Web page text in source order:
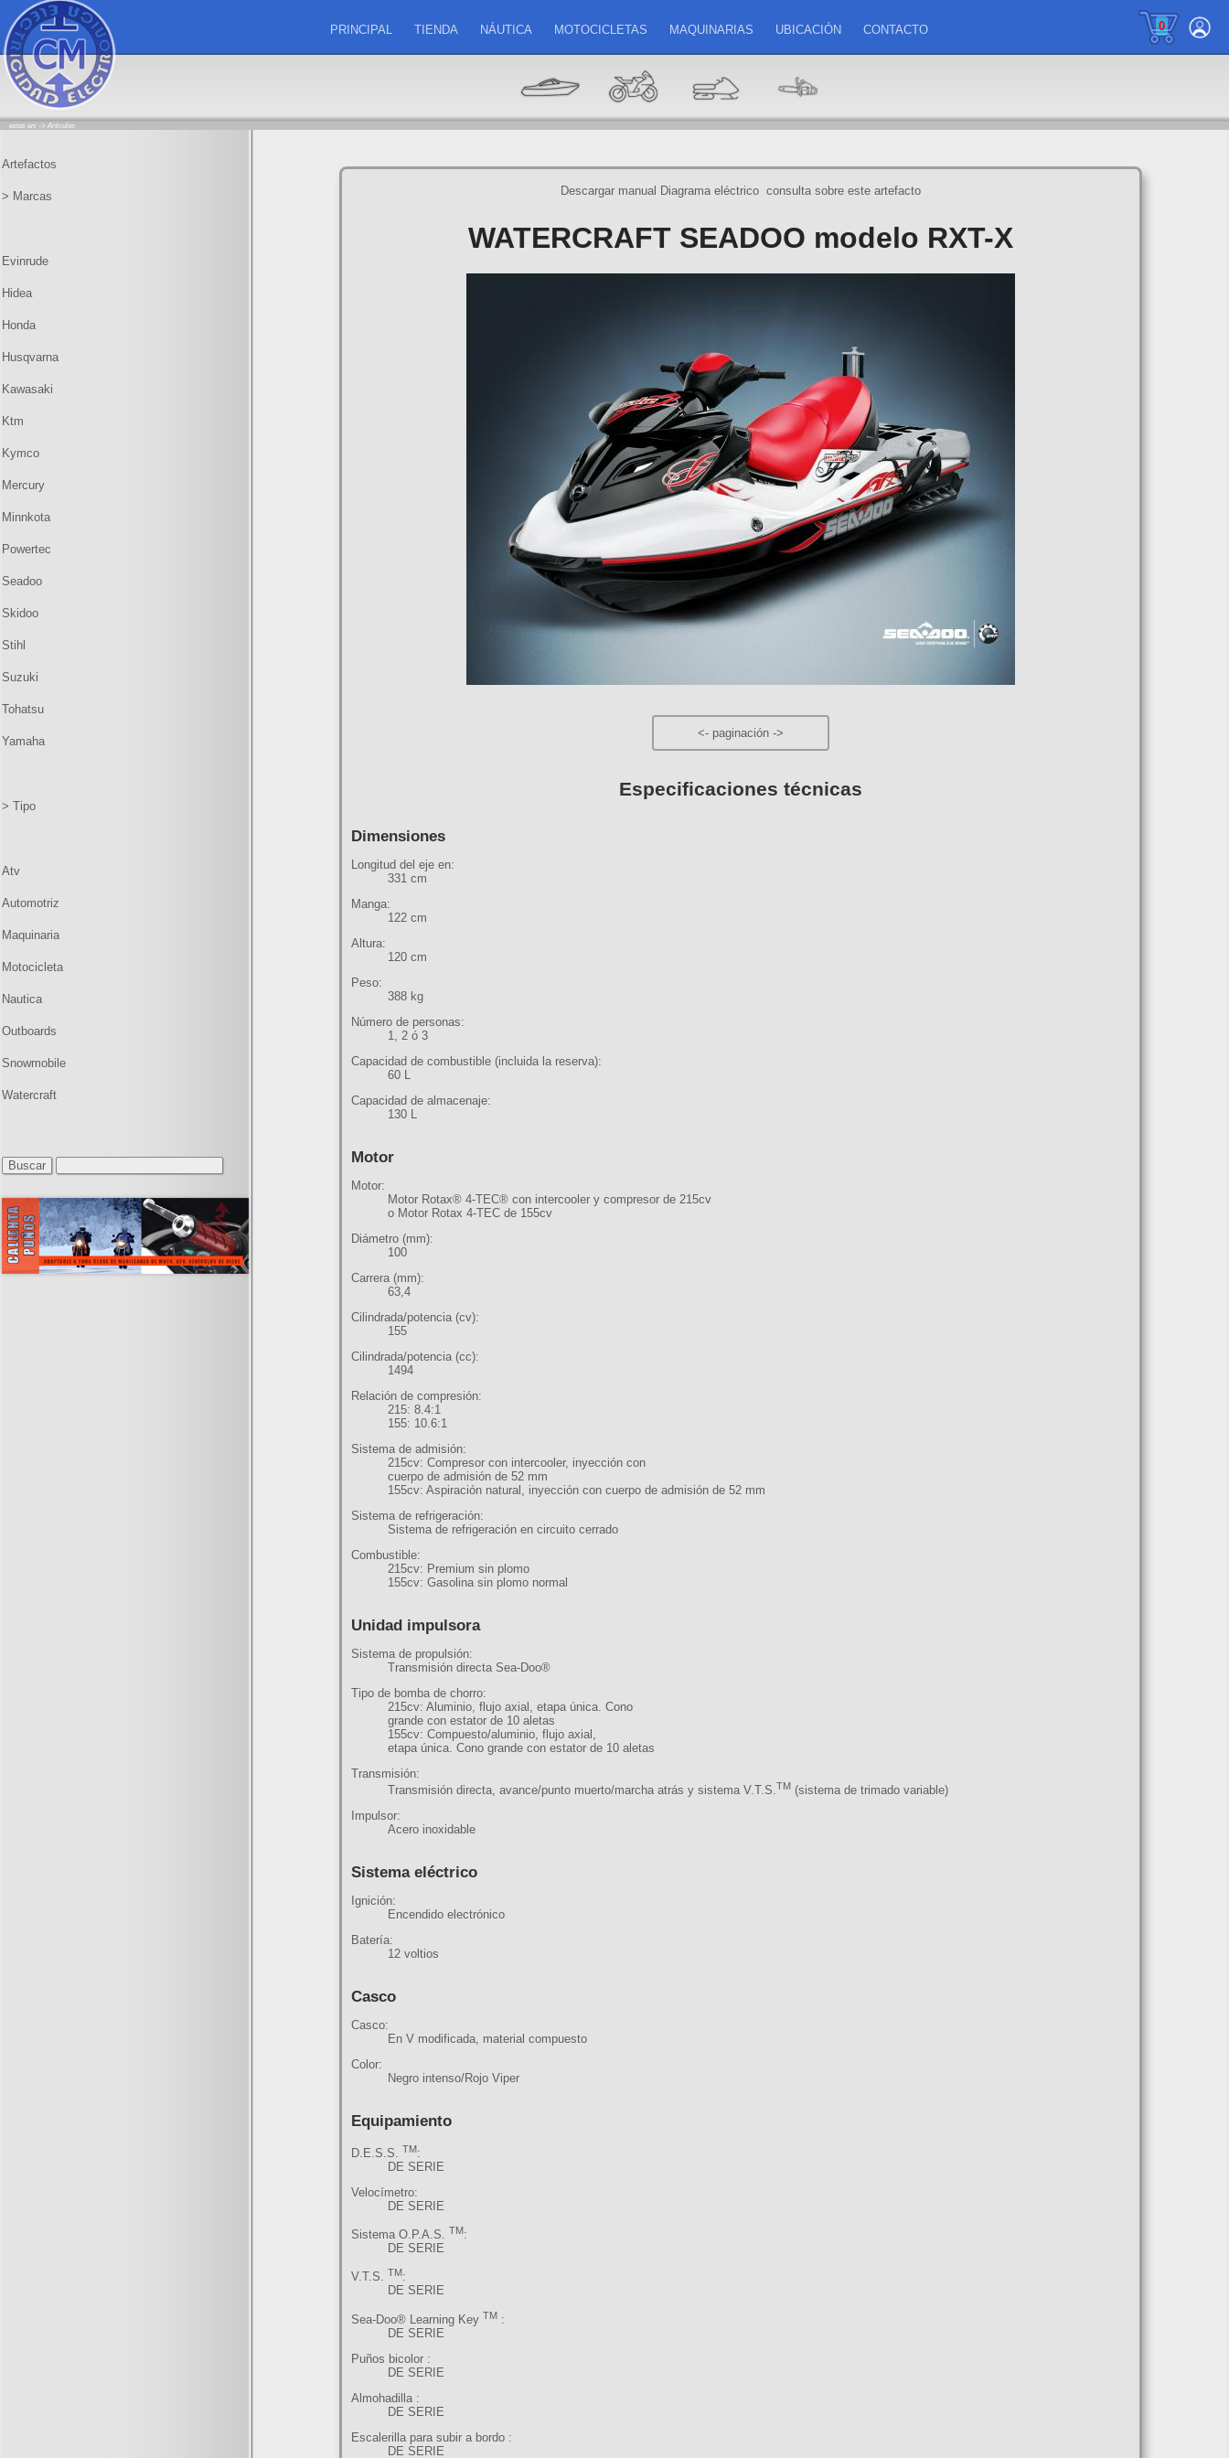
0
PRINCIPAL TIENDA NÁUTICA MOTOCICLETAS MAQUINARIAS UBICACIÓN CONTACTO
estas en: -> Articulos
Descargar manual Diagrama eléctrico consulta sobre este artefacto
WATERCRAFT SEADOO modelo RXT-X
<- paginación ->
Especificaciones técnicas
Dimensiones
Longitud del eje en:
331 cm
Manga:
122 cm
Altura:
120 cm
Peso:
388 kg
Número de personas:
1, 2 ó 3
Capacidad de combustible (incluida la reserva):
60 L
Capacidad de almacenaje:
130 L
Motor
Motor:
Motor Rotax® 4-TEC® con intercooler y compresor de 215cv
o Motor Rotax 4-TEC de 155cv
Diámetro (mm):
100
Carrera (mm):
63,4
Cilindrada/potencia (cv):
155
Cilindrada/potencia (cc):
1494
Relación de compresión:
215: 8.4:1
155: 10.6:1
Sistema de admisión:
215cv: Compresor con intercooler, inyección con
cuerpo de admisión de 52 mm
155cv: Aspiración natural, inyección con cuerpo de admisión de 52 mm
Sistema de refrigeración:
Sistema de refrigeración en circuito cerrado
Combustible:
215cv: Premium sin plomo
155cv: Gasolina sin plomo normal
Unidad impulsora
Sistema de propulsión:
Transmisión directa Sea-Doo®
Tipo de bomba de chorro:
215cv: Aluminio, flujo axial, etapa única. Cono
grande con estator de 10 aletas
155cv: Compuesto/aluminio, flujo axial,
etapa única. Cono grande con estator de 10 aletas
Transmisión:
Transmisión directa, avance/punto muerto/marcha atrás y sistema V.T.S.TM (sistema de trimado variable)
Impulsor:
Acero inoxidable
Sistema eléctrico
Ignición:
Encendido electrónico
Batería:
12voltios
Casco
Casco:
En V modificada, material compuesto
Color:
Negro intenso/Rojo Viper
Equipamiento
D.E.S.S. TM:
DE SERIE
Velocímetro:
DE SERIE
Sistema O.P.A.S. TM:
DE SERIE
V.T.S. TM:
DE SERIE
Sea-Doo® Learning Key TM :
DE SERIE
Puños bicolor :
DE SERIE
Almohadilla :
DE SERIE
Escalerilla para subir a bordo :
DE SERIE
Artefactos
> Marcas
Evinrude
Hidea
Honda
Husqvarna
Kawasaki
Ktm
Kymco
Mercury
Minnkota
Powertec
Seadoo
Skidoo
Stihl
Suzuki
Tohatsu
Yamaha
> Tipo
Atv
Automotriz
Maquinaria
Motocicleta
Nautica
Outboards
Snowmobile
Watercraft